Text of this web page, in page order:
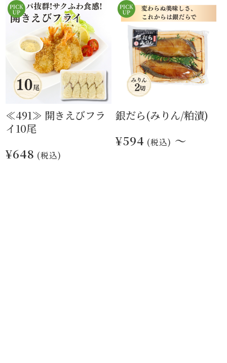
≪491≫ 開きえびフラ
イ10尾
¥648 (税込)
銀だら(みりん/粕漬)
¥594 (税込) ～